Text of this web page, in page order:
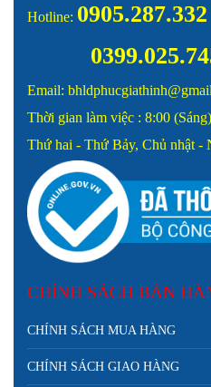
Hotline: 0905.287.332
Email:
Thời gian làm việc : 8:00
Thứ hai - Thứ Bảy, Chủ nhật -
CHÍNH SÁCH BÁN
CHÍNH SÁCH MUA HÀNG
CHÍNH SÁCH GIAO HÀNG